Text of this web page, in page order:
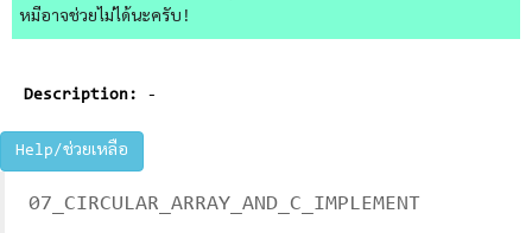
หมีอาจช่วยไม่ได้นะครับ!
Description: -
Help/ช่วยเหลือ
07_CIRCULAR_ARRAY_AND_C_IMPLEMENT